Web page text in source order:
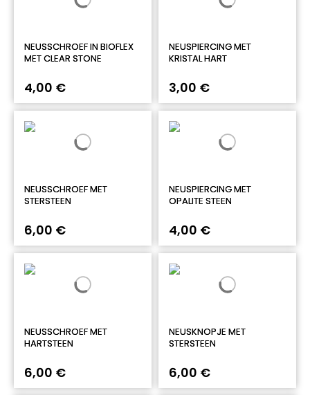
NEUSSCHROEF IN BIOFLEX
MET CLEAR STONE
4,00 €
NEUSPIERCING MET
KRISTAL HART
3,00 €
NEUSSCHROEF MET
STERSTEEN
6,00 €
NEUSPIERCING MET
OPALITE STEEN
4,00 €
NEUSSCHROEF MET
HARTSTEEN
6,00 €
NEUSKNOPJE MET
STERSTEEN
6,00 €